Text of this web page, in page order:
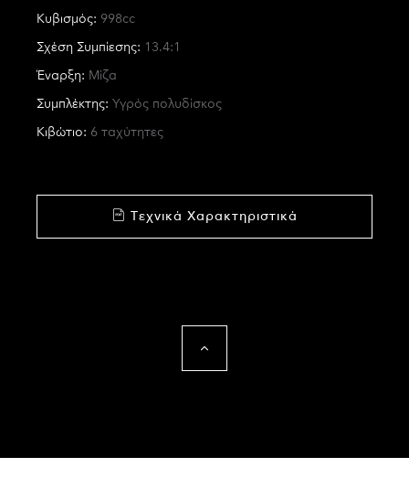
Κυβισμός: 998cc
Σχέση Συμπίεσης: 13.4:1
Έναρξη: Μίζα
Συμπλέκτης: Υγρός πολυδίσκος
Κιβώτιο: 6 ταχύτητες
Τεχνικά Χαρακτηριστικά